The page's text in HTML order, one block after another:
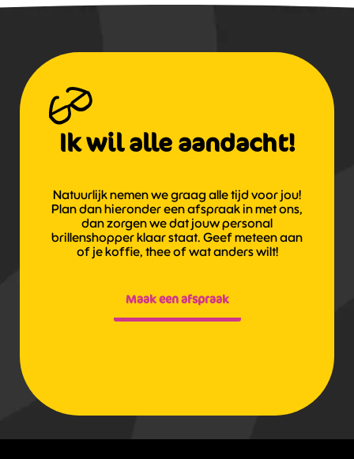
Ik wil alle aandacht!
Natuurlijk nemen we graag alle tijd voor jou!
Plan dan hieronder een afspraak in met ons,
dan zorgen we dat jouw personal
brillenshopper klaar staat. Geef meteen aan
of je koffie, thee of wat anders wilt!
Maak een afspraak